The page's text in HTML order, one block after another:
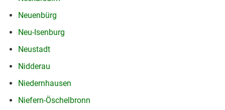
Neuenbürg
Neu-Isenburg
Neustadt
Nidderau
Niedernhausen
Niefern-Öschelbronn